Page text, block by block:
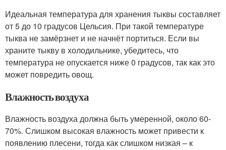
Идеальная температура для хранения тыквы составляет
от 5 до 10 градусов Цельсия. При такой температуре
тыква не замёрзнет и не начнёт портиться. Если вы
храните тыкву в холодильнике, убедитесь, что
температура не опускается ниже 0 градусов, так как это
может повредить овощ.
Влажность воздуха
Влажность воздуха должна быть умеренной, около 60-
70%. Слишком высокая влажность может привести к
появлению плесени, тогда как слишком низкая – к